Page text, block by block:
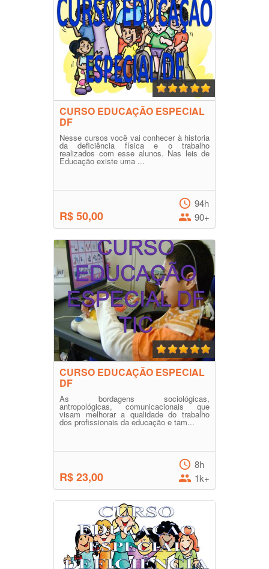
CURSO EDUCAÇÃO ESPECIAL
DF
Nesse cursos você vai conhecer à historia
da deficiência física e o trabalho
realizados com esse alunos. Nas leis de
Educação existe uma ...
R$ 50,00
94h
90+
CURSO EDUCAÇÃO ESPECIAL
DF
As bordagens sociológicas,
antropológicas, comunicacionais que
visam melhorar a qualidade do trabalho
dos profissionais da educação e tam...
R$ 23,00
8h
1k+